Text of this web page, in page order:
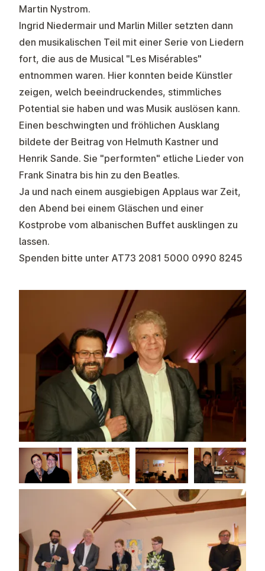
Martin Nystrom.
Ingrid Niedermair und Marlin Miller setzten dann
den musikalischen Teil mit einer Serie von Liedern
fort, die aus de Musical "Les Misérables"
entnommen waren. Hier konnten beide Künstler
zeigen, welch beeindruckendes, stimmliches
Potential sie haben und was Musik auslösen kann.
Einen beschwingten und fröhlichen Ausklang
bildete der Beitrag von Helmuth Kastner und
Henrik Sande. Sie "performten" etliche Lieder von
Frank Sinatra bis hin zu den Beatles.
Ja und nach einem ausgiebigen Applaus war Zeit,
den Abend bei einem Gläschen und einer
Kostprobe vom albanischen Buffet ausklingen zu
lassen.
Spenden bitte unter AT73 2081 5000 0990 8245